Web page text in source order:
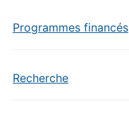
Programmes financés
Recherche